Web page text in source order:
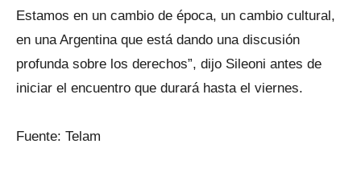
Estamos en un cambio de época, un cambio cultural,
en una Argentina que está dando una discusión
profunda sobre los derechos”, dijo Sileoni antes de
iniciar el encuentro que durará hasta el viernes.
Fuente: Telam